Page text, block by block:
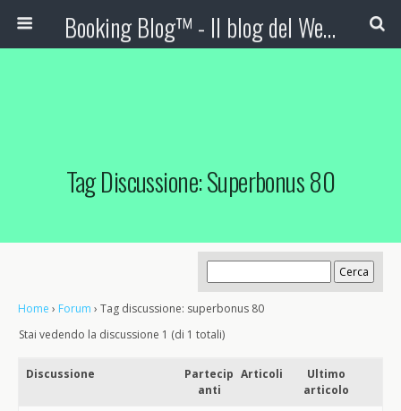
Booking Blog™ - Il blog del Web Marketing Turistico
Tag Discussione: Superbonus 80
Home › Forum › Tag discussione: superbonus 80
Stai vedendo la discussione 1 (di 1 totali)
Discussione
Partecip
anti
Articoli
Ultimo
articolo